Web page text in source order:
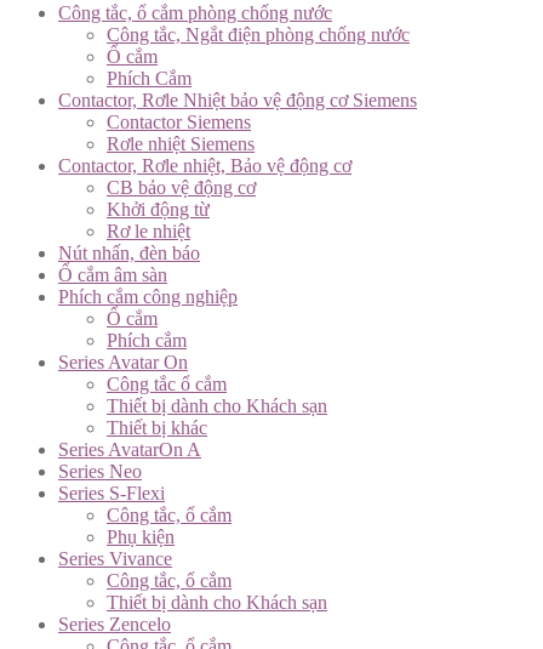
Công tắc, ổ cắm phòng chống nước
Công tắc, Ngắt điện phòng chống nước
Ổ cắm
Phích Cắm
Contactor, Rơle Nhiệt bảo vệ động cơ Siemens
Contactor Siemens
Rơle nhiệt Siemens
Contactor, Rơle nhiệt, Bảo vệ động cơ
CB bảo vệ động cơ
Khởi động từ
Rơ le nhiệt
Nút nhấn, đèn báo
Ổ cắm âm sàn
Phích cắm công nghiệp
Ổ cắm
Phích cắm
Series Avatar On
Công tắc ổ cắm
Thiết bị dành cho Khách sạn
Thiết bị khác
Series AvatarOn A
Series Neo
Series S-Flexi
Công tắc, ổ cắm
Phụ kiện
Series Vivance
Công tắc, ổ cắm
Thiết bị dành cho Khách sạn
Series Zencelo